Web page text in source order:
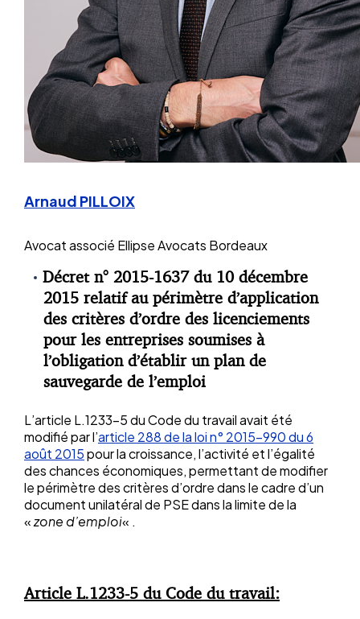
Arnaud PILLOIX
Avocat associé Ellipse Avocats Bordeaux
Décret n° 2015-1637 du 10 décembre
2015 relatif au périmètre d’application
des critères d’ordre des licenciements
pour les entreprises soumises à
l’obligation d’établir un plan de
sauvegarde de l’emploi
L’article L.1233-5 du Code du travail avait été
modifié par l’article 288 de la loi n° 2015-990 du 6
août 2015pour la croissance, l’activité et l’égalité
des chances économiques, permettant de modifier
le périmètre des critères d’ordre dans le cadre d’un
document unilatéral de PSE dans la limite de la
«zone d’emploi« .
Article L.1233-5 du Code du travail: